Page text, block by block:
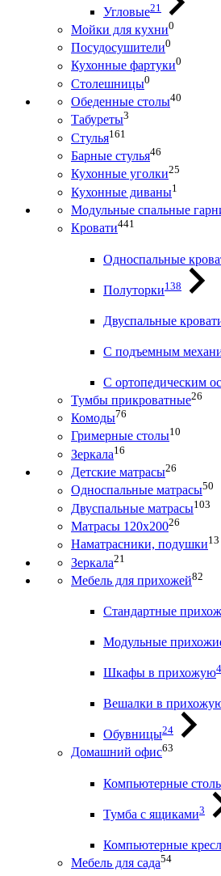
Угловые21
Мойки для кухни0
Посудосушители0
Кухонные фартуки0
Столешницы0
Обеденные столы40
Табуреты3
Стулья161
Барные стулья46
Кухонные уголки25
Кухонные диваны1
Модульные спальные
Кровати441
Односпальные
Полуторки138
Двуспальные
С подъемным
С ортопедическим
Тумбы прикроватные26
Комоды76
Гримерные столы10
Зеркала16
Детские матрасы26
Односпальные матрасы50
Двуспальные матрасы103
Матрасы 120х20026
Наматрасники, подушки13
Зеркала21
Мебель для прихожей82
Стандартные
Модульные
Шкафы в прихожую
Вешалки в
Обувницы24
Домашний офис63
Компьютерные
Тумба с ящиками3
Компьютерные
Мебель для сада54